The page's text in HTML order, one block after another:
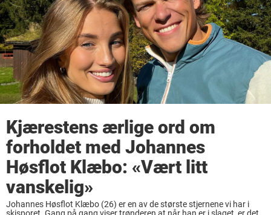
Kjærestens ærlige ord om
forholdet med Johannes
Høsflot Klæbo: «Vært litt
vanskelig»
Johannes Høsflot Klæbo (26) er en av de største stjernene vi har i
skisporet. Gang på gang viser trønderen at når han er i slaget, er det